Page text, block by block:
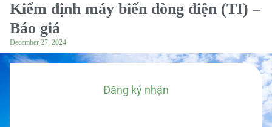
Kiểm định máy biến dòng điện (TI) –
Báo giá
December 27, 2024
Đăng ký nhận